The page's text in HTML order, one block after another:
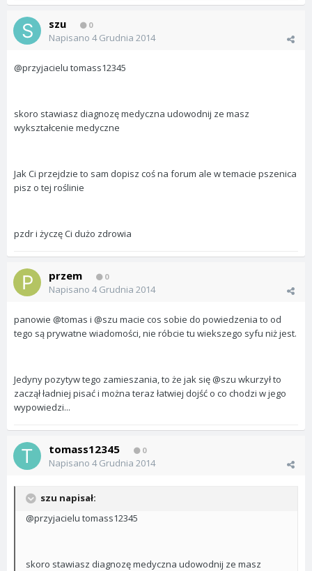
szu 0
Napisano 4 Grudnia 2014
@przyjacielu tomass12345
skoro stawiasz diagnozę medyczna udowodnij ze masz
wykształcenie medyczne
Jak Ci przejdzie to sam dopisz coś na forum ale w temacie pszenica
pisz o tej roślinie
pzdr i życzę Ci dużo zdrowia
przem 0
Napisano 4 Grudnia 2014
panowie @tomas i @szu macie cos sobie do powiedzenia to od
tego są prywatne wiadomości, nie róbcie tu wiekszego syfu niż jest.
Jedyny pozytyw tego zamieszania, to że jak się @szu wkurzył to
zaczął ładniej pisać i można teraz łatwiej dojść o co chodzi w jego
wypowiedzi...
tomass12345 0
Napisano 4 Grudnia 2014
szu napisał:
@przyjacielu tomass12345
skoro stawiasz diagnozę medyczna udowodnij ze masz